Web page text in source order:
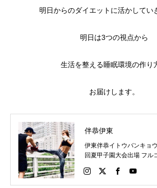
明日からのダイエットに活かしてい
明日は3つの視点から
生活を整える睡眠環境の作り
お届けします。
伴恭伊東
伊東伴恭イトウバンキ
回夏甲子園大会出場 フ
パーライト級新人王 FOK
WMCライト級日本王者